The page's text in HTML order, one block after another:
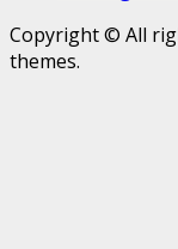
Copyright © All
themes.